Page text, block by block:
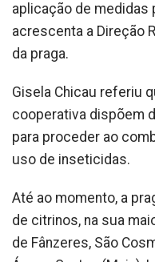
aplicação de medidas
acrescenta a Direção
da praga.
Gisela Chicau referiu
cooperativa dispõem
para proceder ao
uso de inseticidas.
Até ao momento, a
de citrinos, na sua
de Fânzeres, São